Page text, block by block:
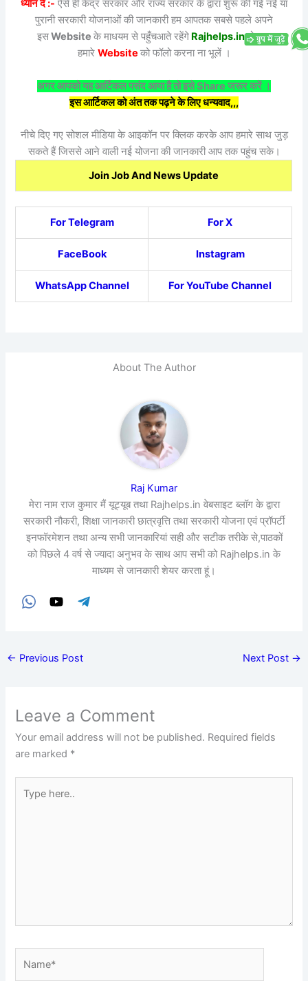
ध्यान दें :- ऐसे ही केंद्र सरकार और राज्य सरकार के द्वारा शुरू की गई नई या
पुरानी सरकारी योजनाओं की जानकारी हम आपतक सबसे पहले अपने
इसWebsite के माधयम से पहुँचआते रहेंगे Rajhelps.inतो आप
हमारे Website को फॉलो करना ना भूलें ।
अगर आपको यह आर्टिकल पसंद आया है तो इसे Share जरूर करें ।
इस आर्टिकल को अंत तक पढ़ने के लिए धन्यवाद,,,
नीचे दिए गए सोशल मीडिया के आइकॉन पर क्लिक करके आप हमारे साथ जुड़
सकते हैं जिससे आने वाली नई योजना की जानकारी आप तक पहुंच सके।
Join Job And News Update
For Telegram For X
FaceBook Instagram
WhatsApp Channel For YouTube Channel
About The Author
Raj Kumar
मेरा नाम राज कुमार मैं यूट्यूब तथा Rajhelps.in वेबसाइट ब्लॉग के द्वारा
सरकारी नौकरी, शिक्षा जानकारी छात्रवृत्ति तथा सरकारी योजना एवं प्रॉपर्टी
इनफॉरमेशन तथा अन्य सभी जानकारियां सही और सटीक तरीके से,पाठकों
को पिछले 4 वर्ष से ज्यादा अनुभव के साथ आप सभी को Rajhelps.in के
माध्यम से जानकारी शेयर करता हूं।
← Previous Post Next Post →
Leave a Comment
Your email address will not be published. Required fields
are marked *
here..